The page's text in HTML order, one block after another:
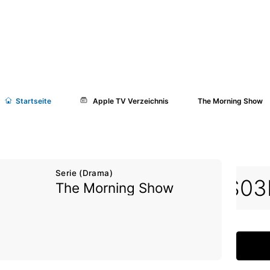
Startseite Apple TV Verzeichnis The Morning Show
Serie (Drama)
The Morning Show
S03E07 S03E08